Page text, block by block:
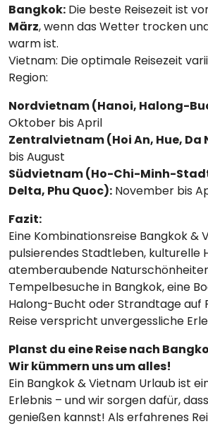
Bangkok: Die beste Reisezeit ist
März, wenn das Wetter trocken
warm ist.
Vietnam: Die optimale Reisezeit
Region:
Nordvietnam (Hanoi, Halong-
Oktober bis April
Zentralvietnam (Hoi An, Hue, Da
bis August
Südvietnam (Ho-Chi-Minh-
Delta, Phu Quoc): November bis
Fazit:
Eine Kombinationsreise Bangkok &
pulsierendes Stadtleben, kulturelle
atemberaubende
Tempelbesuche in Bangkok, eine
Halong-Bucht oder Strandtage auf
Reise verspricht unvergessliche
Planst du eine Reise nach
Wir kümmern uns um alles!
Ein Bangkok & Vietnam Urlaub ist
Erlebnis – und wir sorgen dafür,
genießen kannst! Als erfahrenes